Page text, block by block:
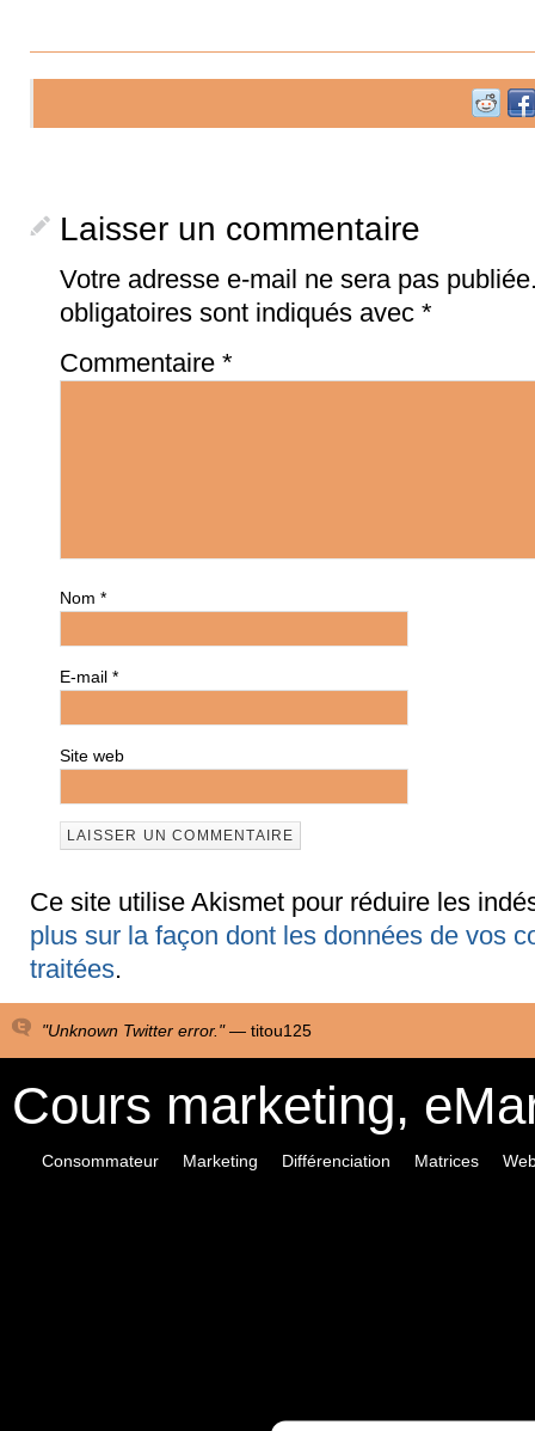
Laisser un commentaire
Votre adresse e-mail ne sera pas
obligatoires sont indiqués avec *
Commentaire *
Nom *
E-mail *
Site web
Ce site utilise Akismet pour réduire les
plus sur la façon dont les données de vos
traitées.
"Unknown Twitter error." — titou125
Cours marketing,
Consommateur Marketing Différenciation Matrices